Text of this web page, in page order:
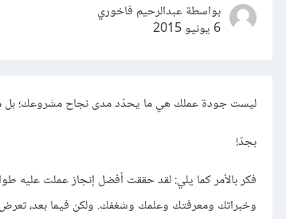
بواسطة عبدالرحيم فاخوري
6 يونيو 2015
ليست جودة عملك هي ما يحدّد مدى نجاح مشروعك؛ بل
بجدّ!
وخبراتك ومعرفتك وعلمك وشغفك. ولكن فيما بعد،